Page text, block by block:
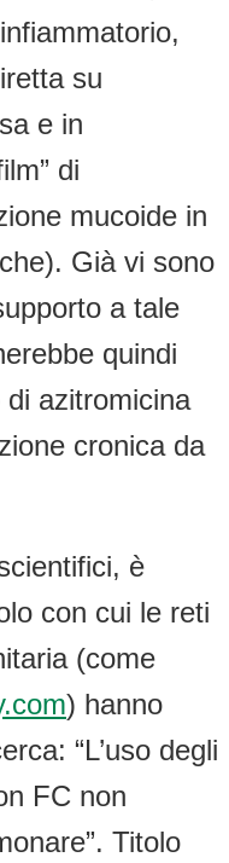
su
e in
di
mucoide in
Già vi sono
a tale
quindi
di azitromicina
cronica da
è
con cui le reti
(come
) hanno
“L’uso degli
FC non
Titolo